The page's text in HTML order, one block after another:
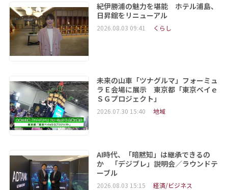
紀伊勝浦の魅力を堪能 ホテル浦島、
日昇館をリニューアル
2026.08.03 09:41 くらし
未来の山車「ツナグルマ」フォーミュ
ラＥ会場に展示 東京都「東京ベイｅ
ＳＧプロジェクト」
2026.07.30 15:40 地域
AI時代、「暗黙知」は継承できるの
か 「デジブレ」説明会／ラウンドテ
ーブル
2026.08.03 15:15 経済/ビジネス